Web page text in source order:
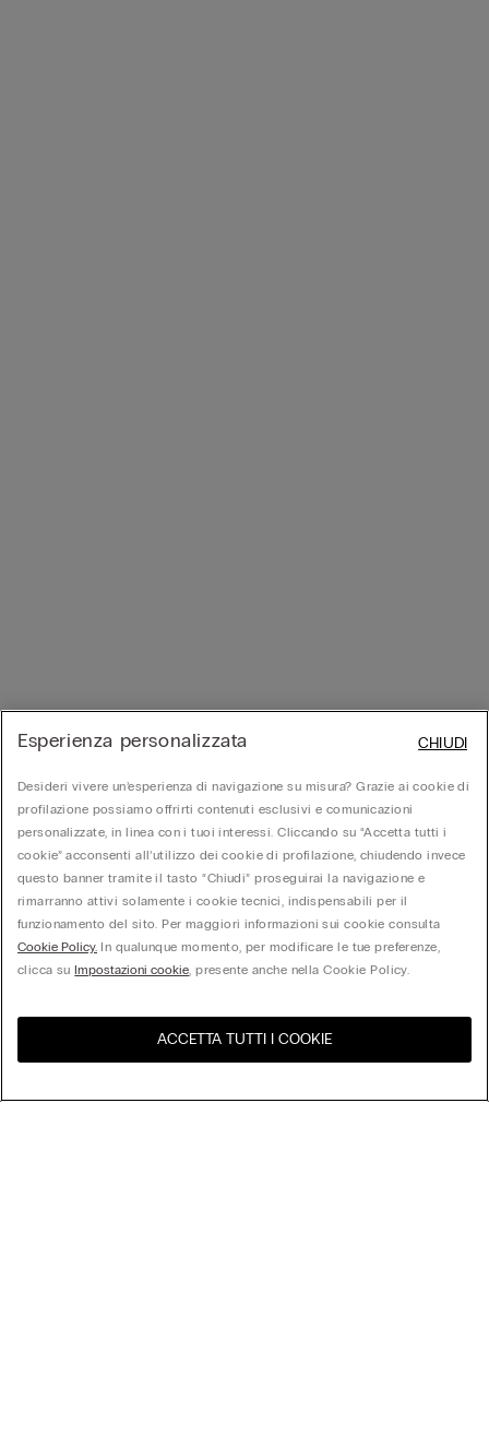
Visita l'e-store del tuo paese United States
Esperienza personalizzata
Desideri vivere un’esperienza di navigazione su misura? Grazie ai cookie di
profilazione possiamo offrirti contenuti esclusivi e comunicazioni
personalizzate, in linea con i tuoi interessi. Cliccando su “Accetta tutti i
cookie” acconsenti all’utilizzo dei cookie di profilazione, chiudendo invece
questo banner tramite il tasto “Chiudi” proseguirai la navigazione e
rimarranno attivi solamente i cookie tecnici, indispensabili per il
funzionamento del sito. Per maggiori informazioni sui cookie consulta
Cookie Policy. In qualunque momento, per modificare le tue preferenze,
clicca suImpostazioni cookie, presente anche nella Cookie Policy.
ACCETTA TUTTI I COOKIE
CHIUDI